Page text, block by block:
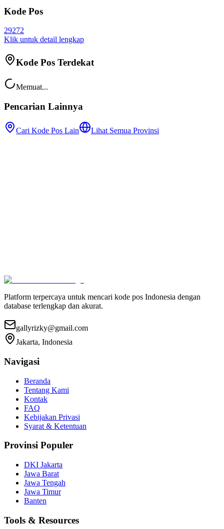
Kode Pos
29272
Klik untuk detail lengkap
Kode Pos Terdekat
Memuat...
Pencarian Lainnya
Cari Kode Pos Lain Lihat Semua Provinsi
Platform terpercaya untuk mencari kode pos Indonesia dengan
database terlengkap dan akurat.
gallyrizky@gmail.com
Jakarta, Indonesia
Navigasi
Beranda
Tentang Kami
Kontak
FAQ
Kebijakan Privasi
Syarat & Ketentuan
Provinsi Populer
DKI Jakarta
Jawa Barat
Jawa Tengah
Jawa Timur
Banten
Tools & Resources